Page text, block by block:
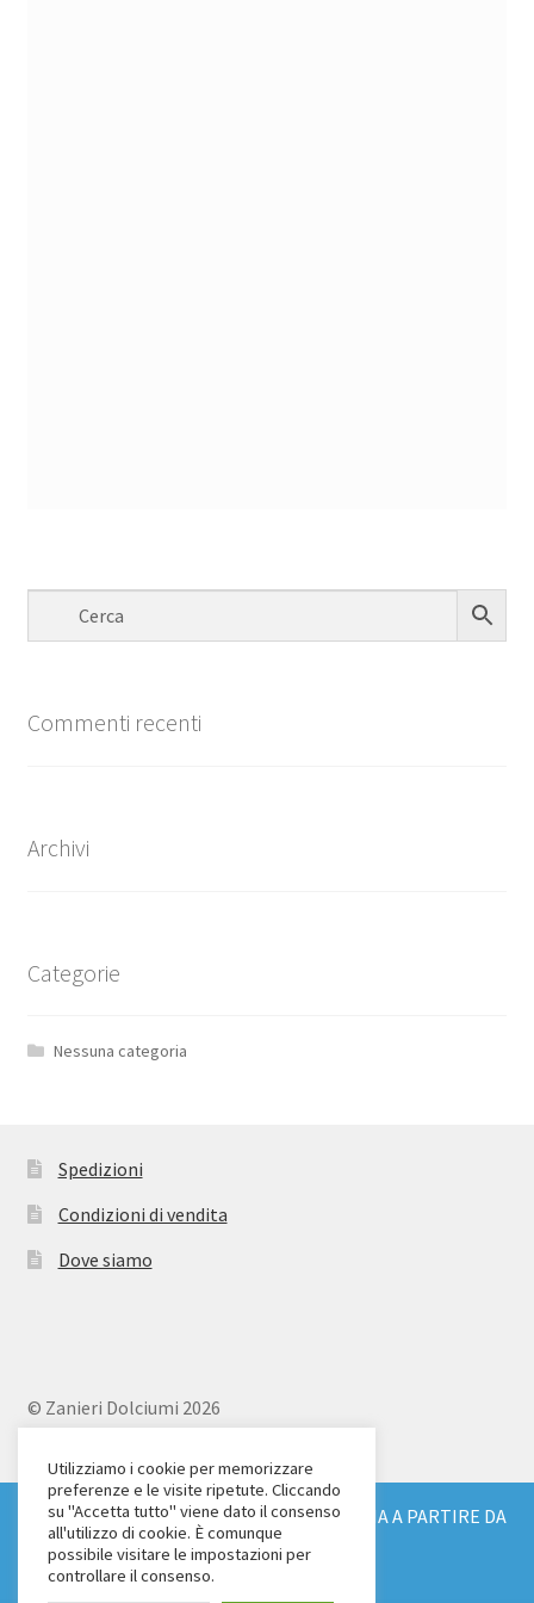
SPEDIZIONE GRATUITA IN TUTTA ITALIA A PARTIRE DA
€ 150
Ignora
Commenti recenti
Archivi
Categorie
Nessuna categoria
Spedizioni
Condizioni di vendita
Dove siamo
© Zanieri Dolciumi 2026
Via Alfieri 18
Scandicci (FI)
Tel. 055 2571707
C.F. e P.IVA: 04904430487
Utilizziamo i cookie per memorizzare
preferenze e le visite ripetute. Cliccando
su "Accetta tutto" viene dato il consenso
all'utilizzo di cookie. È comunque
possibile visitare le impostazioni per
controllare il consenso.